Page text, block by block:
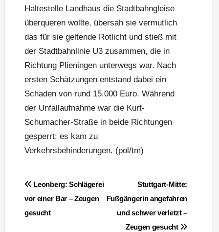
Haltestelle Landhaus die Stadtbahngleise
überqueren wollte, übersah sie vermutlich
das für sie geltende Rotlicht und stieß mit
der Stadtbahnlinie U3 zusammen, die in
Richtung Plieningen unterwegs war. Nach
ersten Schätzungen entstand dabei ein
Schaden von rund 15.000 Euro. Während
der Unfallaufnahme war die Kurt-
Schumacher-Straße in beide Richtungen
gesperrt; es kam zu
Verkehrsbehinderungen. (pol/tm)
Beitragsnavigation
Stuttgart-Mitte:
Fußgängerin angefahren
und schwer verletzt –
Zeugen gesucht
Leonberg: Schlägerei
vor einer Bar – Zeugen
gesucht